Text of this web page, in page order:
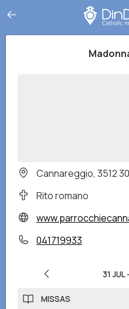
Cannareggio, 3512
Rito romano
041719933
31 JUL-
MISSAS